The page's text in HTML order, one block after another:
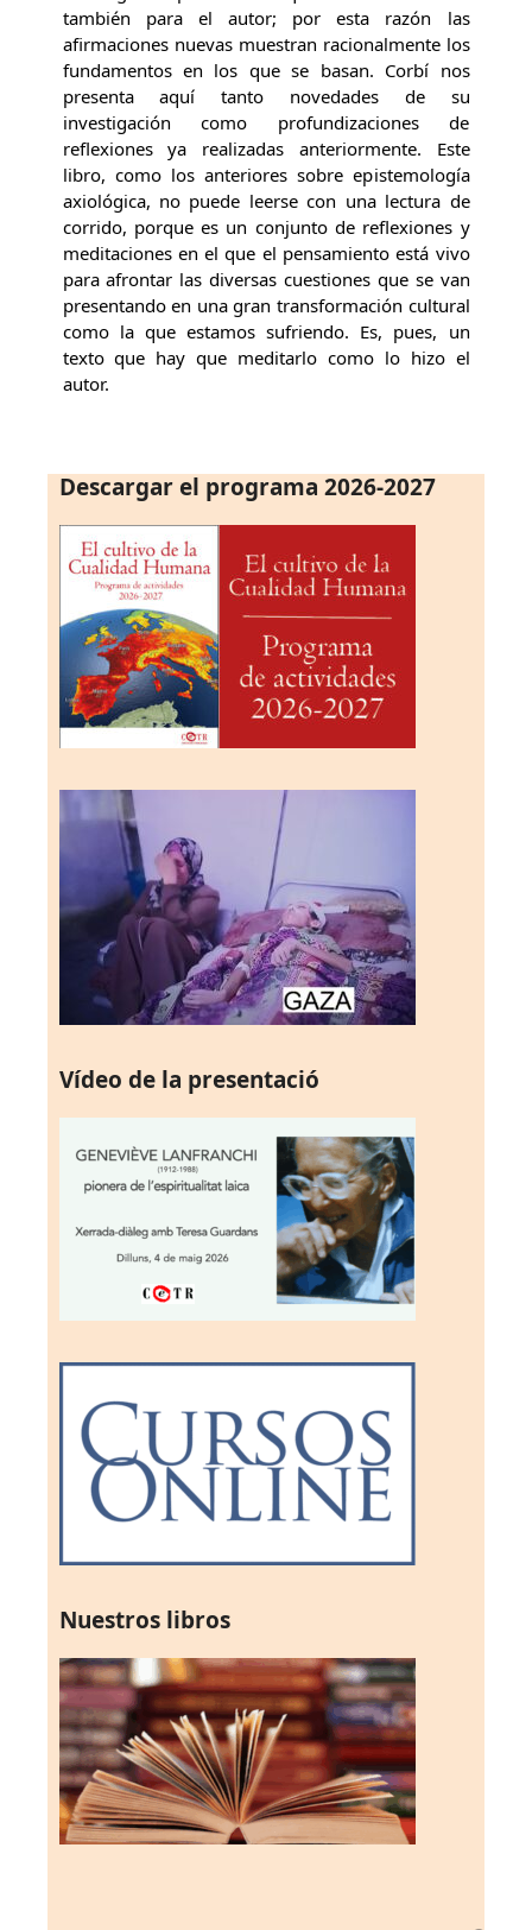
también para el autor; por esta razón las
afirmaciones nuevas muestran racionalmente los
fundamentos en los que se basan. Corbí nos
presenta aquí tanto novedades de su
investigación como profundizaciones de
reflexiones ya realizadas anteriormente. Este
libro, como los anteriores sobre epistemología
axiológica, no puede leerse con una lectura de
corrido, porque es un conjunto de reflexiones y
meditaciones en el que el pensamiento está vivo
para afrontar las diversas cuestiones que se van
presentando en una gran transformación cultural
como la que estamos sufriendo. Es, pues, un
texto que hay que meditarlo como lo hizo el
autor.
Descargar el programa 2026-2027
Vídeo de la presentació
Nuestros libros